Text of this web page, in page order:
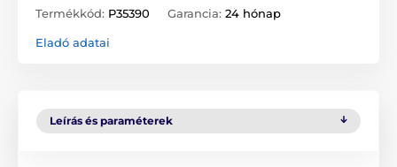
Termékkód: P35390 Garancia: 24 hónap
Eladó adatai
Leírás és paraméterek